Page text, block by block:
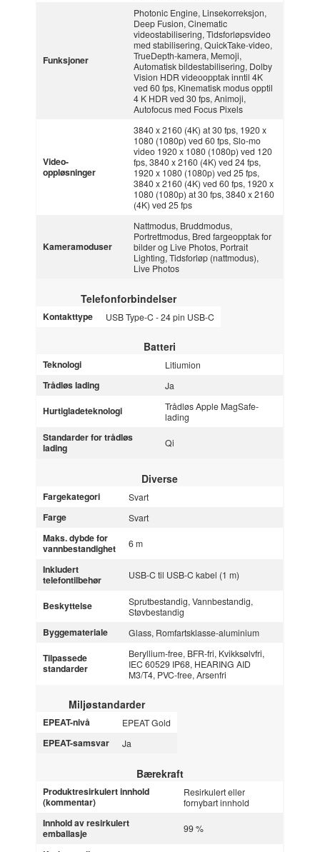
Funksjoner
Photonic Engine, Linsekorreksjon,
Deep Fusion, Cinematic
videostabilisering, Tidsforløpsvideo
med stabilisering, QuickTake-video,
TrueDepth-kamera, Memoji,
Automatisk bildestabilisering, Dolby
Vision HDR videoopptak inntil 4K
ved 60 fps, Kinematisk modus opptil
4 K HDR ved 30 fps, Animoji,
Autofocus med Focus Pixels
Video-
oppløsninger
3840 x 2160 (4K) at 30 fps, 1920 x
1080 (1080p) ved 60 fps, Slo-mo
video 1920 x 1080 (1080p) ved 120
fps, 3840 x 2160 (4K) ved 24 fps,
1920 x 1080 (1080p) ved 25 fps,
3840 x 2160 (4K) ved 60 fps, 1920 x
1080 (1080p) at 30 fps, 3840 x 2160
(4K) ved 25 fps
Kameramoduser
Nattmodus, Bruddmodus,
Portrettmodus, Bred fargeopptak for
bilder og Live Photos, Portrait
Lighting, Tidsforløp (nattmodus),
Live Photos
Telefonforbindelser
Kontakttype USB Type-C - 24 pin USB-C
Batteri
Teknologi Litiumion
Trådløs lading Ja
Hurtigladeteknologi
Trådløs Apple MagSafe-
lading
Standarder for trådløs
lading
Qi
Diverse
Fargekategori Svart
Farge Svart
Maks. dybde for
vannbestandighet
6 m
Inkludert
telefontilbehør
USB-C til USB-C kabel (1 m)
Beskyttelse
Sprutbestandig, Vannbestandig,
Støvbestandig
Byggemateriale Glass, Romfartsklasse-aluminium
Tilpassede
standarder
Beryllium-free, BFR-fri, Kvikksølvfri,
IEC 60529 IP68, HEARING AID
M3/T4, PVC-free, Arsenfri
Miljøstandarder
EPEAT-nivå EPEAT Gold
EPEAT-samsvar Ja
Bærekraft
Produktresirkulert innhold
(kommentar)
Resirkulert eller
fornybart innhold
Innhold av resirkulert
emballasje
99 %